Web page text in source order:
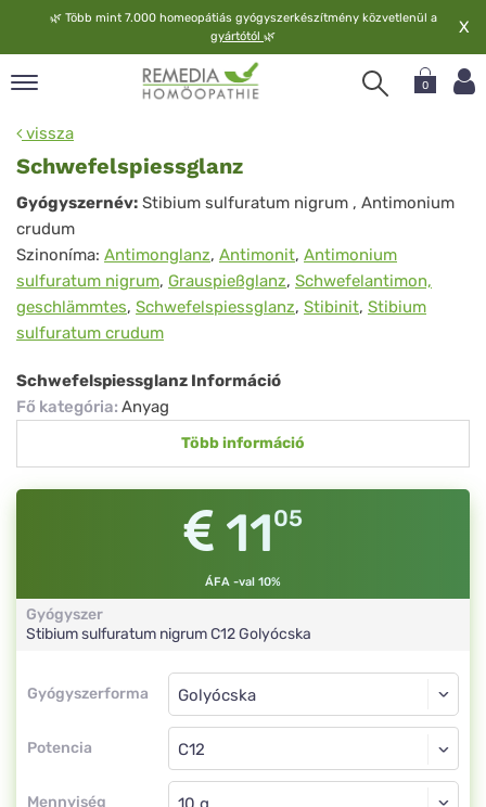
🌿 Több mint 7.000 homeopátiás gyógyszerkészítmény közvetlenül a
gyártótól 🌿 X
0
vissza
Schwefelspiessglanz
Schwefelspiessglanz
Gyógyszernév: Stibium sulfuratum nigrum , Antimonium
crudum
Szinoníma: Antimonglanz, Antimonit, Antimonium
sulfuratum nigrum, Grauspießglanz, Schwefelantimon,
geschlämmtes, Schwefelspiessglanz, Stibinit, Stibium
sulfuratum crudum
Schwefelspiessglanz Információ
Fő kategória: Anyag
Több információ
1105
ÁFA -val 10%
Gyógyszer
Stibium sulfuratum nigrumC12Golyócska
Gyógyszerforma
Gyógyszerforma
Potencia
Golyócska
C12
Mennyiség
Golyócska